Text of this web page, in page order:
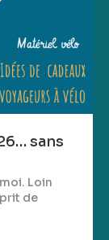
sans
Loin
de